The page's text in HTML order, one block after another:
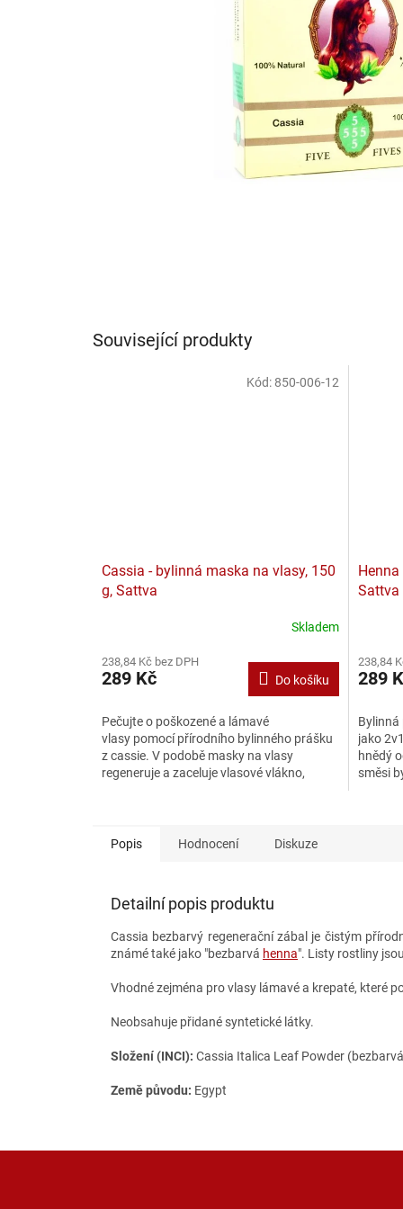
Související produkty
Cassia - bylinná maska na vlasy, 150
g, Sattva
Skladem
238,84 Kč bez DPH
289 Kč Do košíku
Pečujte o poškozené a lámavé
vlasy pomocí přírodního bylinného prášku
z cassie. V podobě masky na vlasy
regeneruje a zaceluje vlasové vlákno,
Kód: 850-006-12
Sattva
238,84
289
Bylinná
jako
hnědý
směsi
Popis Hodnocení Diskuze
Detailní popis produktu
Cassia bezbarvý regenerační zábal je čistým
známé také jako "bezbarvá henna". Listy rostliny
Vhodné zejména pro vlasy lámavé a krepaté, které
Neobsahuje přidané syntetické látky.
Složení (INCI): Cassia Italica Leaf Powder
Země původu: Egypt